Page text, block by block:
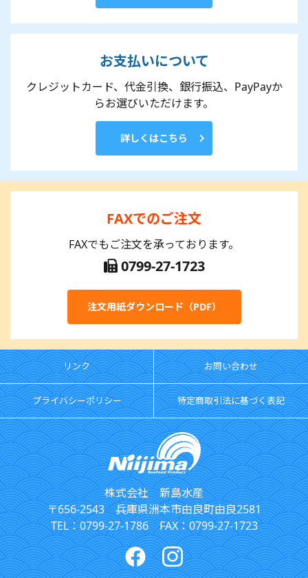
お支払いについて
クレジットカード、代金引換、銀行振込、PayPayか
らお選びいただけます。
詳しくはこちら
FAXでのご注文
FAXでもご注文を承っております。
0799-27-1723
注文用紙ダウンロード（PDF）
リンク お問い合わせ
プライバシーポリシー 特定商取引法に基づく表記
株式会社 新島水産
〒656-2543 兵庫県洲本市由良町由良2581
TEL：0799-27-1786 FAX：0799-27-1723